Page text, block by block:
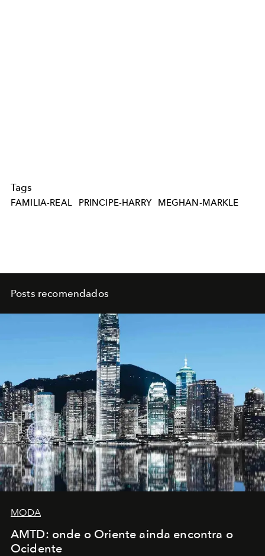
Tags
FAMILIA-REAL PRINCIPE-HARRY MEGHAN-MARKLE
Posts recomendados
MODA
AMTD: onde o Oriente ainda encontra o
Ocidente